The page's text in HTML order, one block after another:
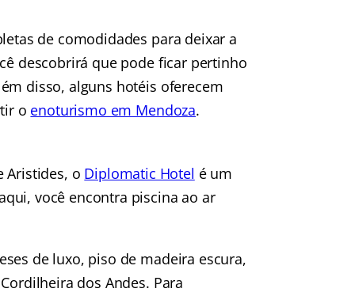
de comodidades para deixar a
descobrirá que pode ficar pertinho
disso, alguns hotéis oferecem
o enoturismo em Mendoza.
Aristides, o Diplomatic Hotel é um
você encontra piscina ao ar
de luxo, piso de madeira escura,
dos Andes. Para